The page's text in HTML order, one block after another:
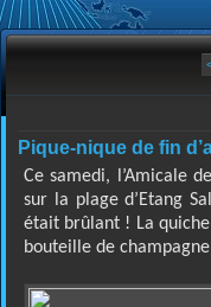
Pique-nique de fin
Ce samedi, l’Amicale
sur la plage d’Etang
était brûlant ! La quiche
bouteille de